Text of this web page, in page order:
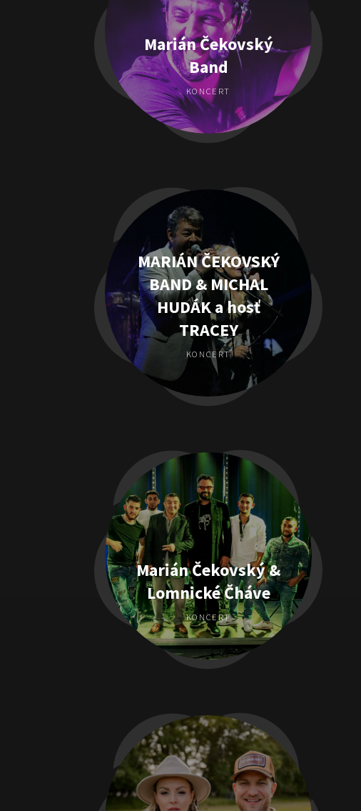
Marián Čekovský
Band
KONCERT
MARIÁN ČEKOVSKÝ
BAND & MICHAL
HUDÁK a hosť
TRACEY
KONCERT
Marián Čekovský &
Lomnické Čháve
KONCERT